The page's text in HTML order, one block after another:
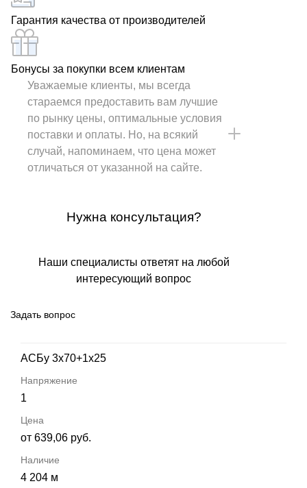
Гарантия качества от производителей
Бонусы за покупки всем клиентам
Уважаемые клиенты, мы всегда
стараемся предоставить вам лучшие
по рынку цены, оптимальные условия
поставки и оплаты. Но, на всякий
случай, напоминаем, что цена может
отличаться от указанной на сайте.
Нужна консультация?
Наши специалисты ответят на любой
интересующий вопрос
Задать вопрос
АСБу 3х70+1х25
1
от 639,06 руб.
4 204 м